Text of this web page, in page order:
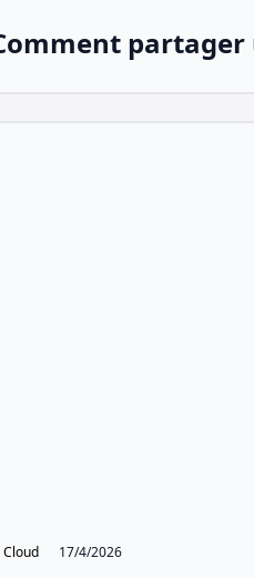
partager
Cloud 17/4/2026